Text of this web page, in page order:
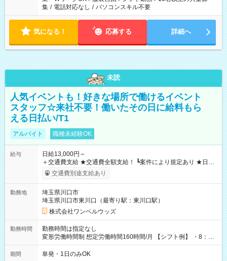
集 / 電話対応なし / パソコンスキル不要
気になる！ 応募する 詳細へ
未読
人気イベントも！好きな場所で働けるイベント
スタッフ☆来社不要！働いたその日に給料もら
える日払い/T1
アルバイト 職種未経験OK
給与
日給13,000円～
＋交通費支給 ★交通費全額支給！ ┗案件により規定あり ★日払
いOK！（規定あり） ┗働いたその日に現金GET♪ お仕事後はコ
ンビニATMから 日払い分を引き落とせます！ 【試用期間】試
交通費別途支給あり
勤務地
埼玉県川口市
埼玉県川口市東川口（最寄り駅：東川口駅）
株式会社ワンベルウッズ
勤務時間
勤務時間は指定なし
変形労働時間制 想定労働時間160時間/月 【シフト例】 ・8：00
～21：00
期間 単発・1日のみOK